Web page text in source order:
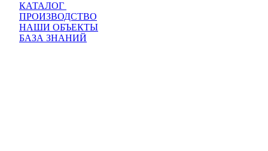
КАТАЛОГ
ПРОИЗВОДСТВО
НАШИ ОБЪЕКТЫ
БАЗА ЗНАНИЙ